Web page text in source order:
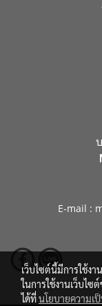
E-mail :
เว็บไซต์นี้มีการใช้ง
ในการใช้งานเว็บไซ
ได้ที่นโยบายความเ